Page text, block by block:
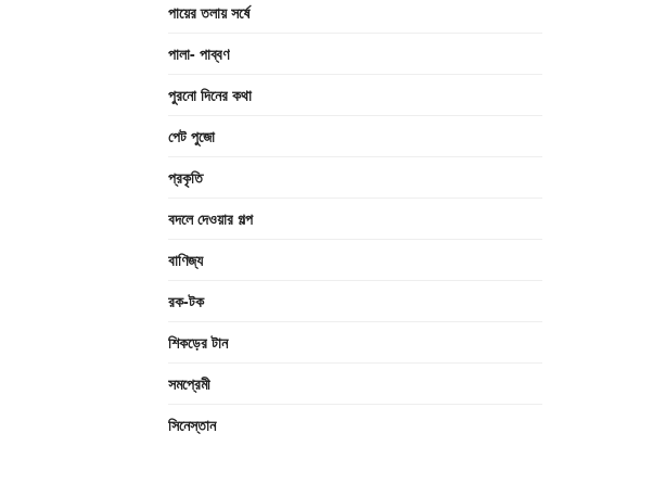
পায়ের তলায় সর্ষে
পালা- পাব্বণ
পুরনো দিনের কথা
পেট পুজো
প্রকৃতি
বদলে দেওয়ার গল্প
বাণিজ্য
রক-টক
শিকড়ের টান
সমপ্রেমী
সিনেস্তান